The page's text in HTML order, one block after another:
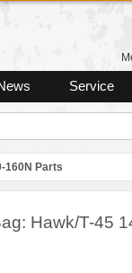
Service
160N Parts
Hawk/T-45